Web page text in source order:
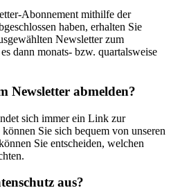
Abonnement mithilfe der
haben, erhalten Sie
Newsletter zum
dann monats- bzw. quartalsweise
Newsletter abmelden?
sich immer ein Link zur
Sie sich bequem von unseren
Sie entscheiden, welchen
aus?